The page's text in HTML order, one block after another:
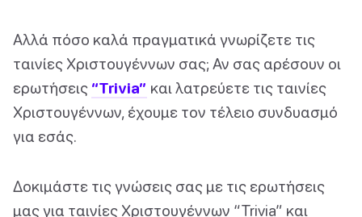
Αλλά πόσο καλά πραγματικά γνωρίζετε τις
ταινίες Χριστουγέννων σας; Αν σας αρέσουν οι
ερωτήσεις “Trivia” και λατρεύετε τις ταινίες
Χριστουγέννων, έχουμε τον τέλειο συνδυασμό
για εσάς.
Δοκιμάστε τις γνώσεις σας με τις ερωτήσεις
μας για ταινίες Χριστουγέννων “Trivia” και